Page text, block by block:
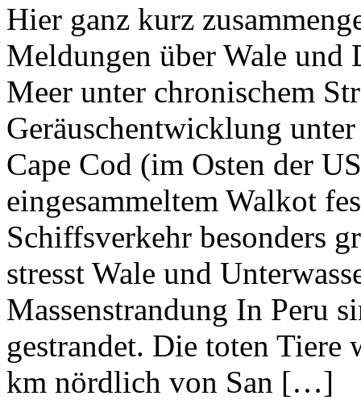
Hier ganz kurz
Meldungen über Wale
Meer unter chronischem
Geräuschentwicklung
Cape Cod (im Osten der
eingesammeltem Walkot
Schiffsverkehr besonders
stresst Wale und
Massenstrandung In Peru
gestrandet. Die toten Tiere
km nördlich von San […]